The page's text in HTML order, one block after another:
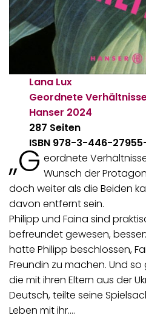
Lana Lux
Geordnete
Hanser 2024
287 Seiten
ISBN 978-3-446-
„G eordnete
Wunsch der
doch weiter als die Beiden
davon entfernt sein.
Philipp und Faina sind
befreundet gewesen,
hatte Philipp beschlossen,
Freundin zu machen. Und so
die mit ihren Eltern aus der
Deutsch, teilte seine
Leben mit ihr.…